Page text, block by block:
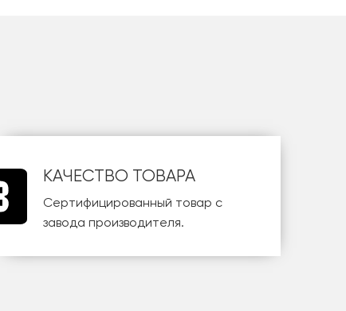
КАЧЕСТВО ТОВАРА
Сертифицированный товар с
завода производителя.